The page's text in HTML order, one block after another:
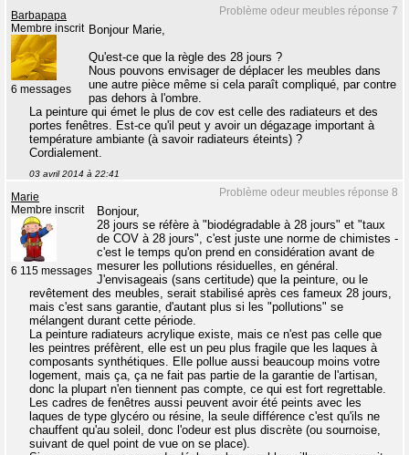
Problème odeur meubles réponse 7
Barbapapa
Membre inscrit
6 messages
Bonjour Marie,
Qu'est-ce que la règle des 28 jours ?
Nous pouvons envisager de déplacer les meubles dans
une autre pièce même si cela paraît compliqué, par contre
pas dehors à l'ombre.
La peinture qui émet le plus de cov est celle des radiateurs et des
portes fenêtres. Est-ce qu'il peut y avoir un dégazage important à
température ambiante (à savoir radiateurs éteints) ?
Cordialement.
03 avril 2014 à 22:41
Problème odeur meubles réponse 8
Marie
Membre inscrit
6 115 messages
Bonjour,
28 jours se réfère à "biodégradable à 28 jours" et "taux
de COV à 28 jours", c'est juste une norme de chimistes -
c'est le temps qu'on prend en considération avant de
mesurer les pollutions résiduelles, en général.
J'envisageais (sans certitude) que la peinture, ou le
revêtement des meubles, serait stabilisé après ces fameux 28 jours,
mais c'est sans garantie, d'autant plus si les "pollutions" se
mélangent durant cette période.
La peinture radiateurs acrylique existe, mais ce n'est pas celle que
les peintres préfèrent, elle est un peu plus fragile que les laques à
composants synthétiques. Elle pollue aussi beaucoup moins votre
logement, mais ça, ça ne fait pas partie de la garantie de l'artisan,
donc la plupart n'en tiennent pas compte, ce qui est fort regrettable.
Les cadres de fenêtres aussi peuvent avoir été peints avec les
laques de type glycéro ou résine, la seule différence c'est qu'ils ne
chauffent qu'au soleil, donc l'odeur est plus discrète (ou sournoise,
suivant de quel point de vue on se place).